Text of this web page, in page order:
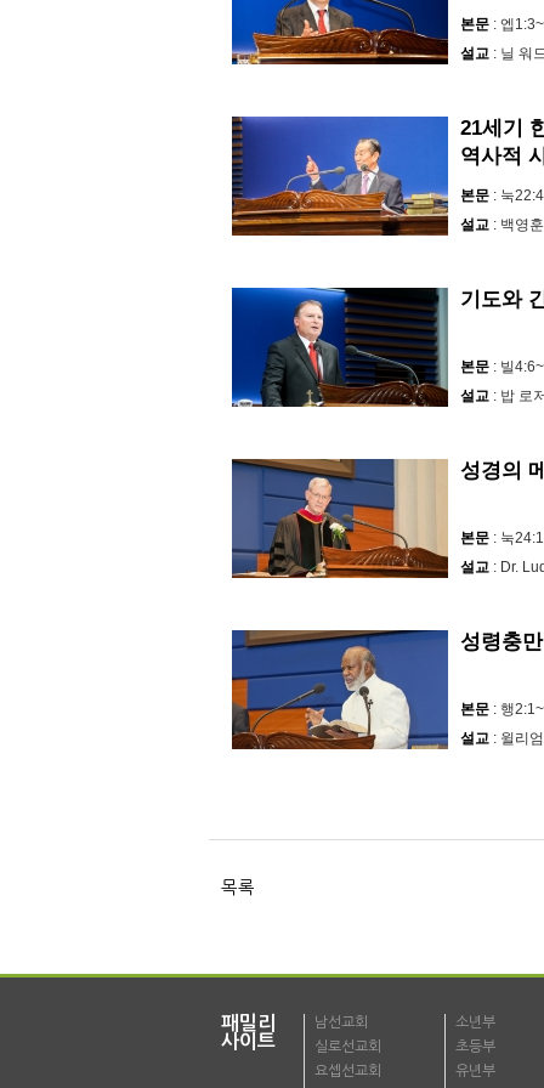
본문 : 엡
설교 : 닐 워
21세기
역사적
본문 : 눅
설교 : 백영
기도와
본문 : 빌
설교 : 밥 로
성경의
본문 : 눅
설교 : Dr.
성령충만
본문 : 행
설교 : 윌리
목록
패밀리
사이트
남선교회
실로선교회
요셉선교회
소년부
초등부
유년부